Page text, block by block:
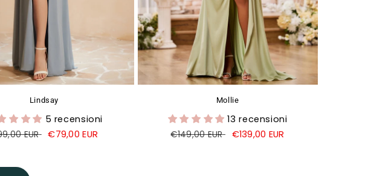
Lindsay
5 recensioni
EUR
Prezzo
€79,00 EUR
Mollie
13 recensioni
Prezzo
€149,00 EUR
Prezzo
€139,00 EUR